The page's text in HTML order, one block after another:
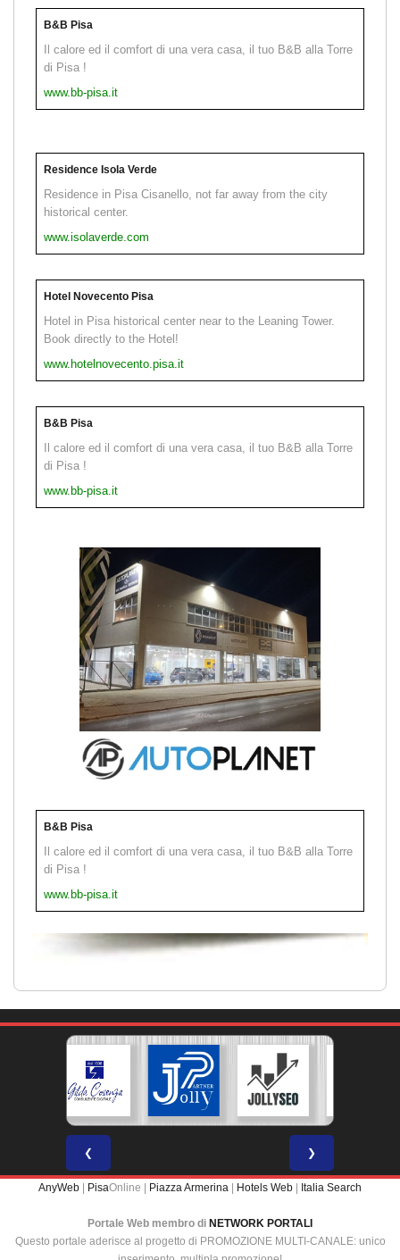
B&B Pisa
Il calore ed il comfort di una vera casa, il tuo B&B alla Torre
di Pisa !
www.bb-pisa.it
Residence Isola Verde
Residence in Pisa Cisanello, not far away from the city
historical center.
www.isolaverde.com
Hotel Novecento Pisa
Hotel in Pisa historical center near to the Leaning Tower.
Book directly to the Hotel!
www.hotelnovecento.pisa.it
B&B Pisa
Il calore ed il comfort di una vera casa, il tuo B&B alla Torre
di Pisa !
www.bb-pisa.it
B&B Pisa
Il calore ed il comfort di una vera casa, il tuo B&B alla Torre
di Pisa !
www.bb-pisa.it
❮ ❯
AnyWeb PisaOnline | Piazza Armerina Hotels Web Italia Search
Portale Web membro di NETWORK PORTALI
Questo portale aderisce al progetto di PROMOZIONE MULTI-CANALE: unico